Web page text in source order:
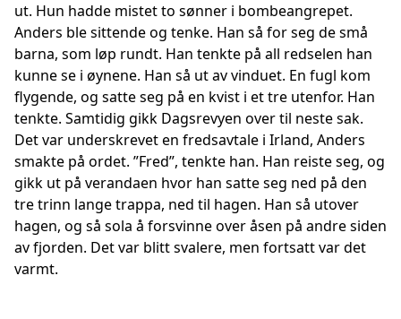
ut. Hun hadde mistet to sønner i bombeangrepet.
Anders ble sittende og tenke. Han så for seg de små
barna, som løp rundt. Han tenkte på all redselen han
kunne se i øynene. Han så ut av vinduet. En fugl kom
flygende, og satte seg på en kvist i et tre utenfor. Han
tenkte. Samtidig gikk Dagsrevyen over til neste sak.
Det var underskrevet en fredsavtale i Irland, Anders
smakte på ordet. ”Fred”, tenkte han. Han reiste seg, og
gikk ut på verandaen hvor han satte seg ned på den
tre trinn lange trappa, ned til hagen. Han så utover
hagen, og så sola å forsvinne over åsen på andre siden
av fjorden. Det var blitt svalere, men fortsatt var det
varmt.